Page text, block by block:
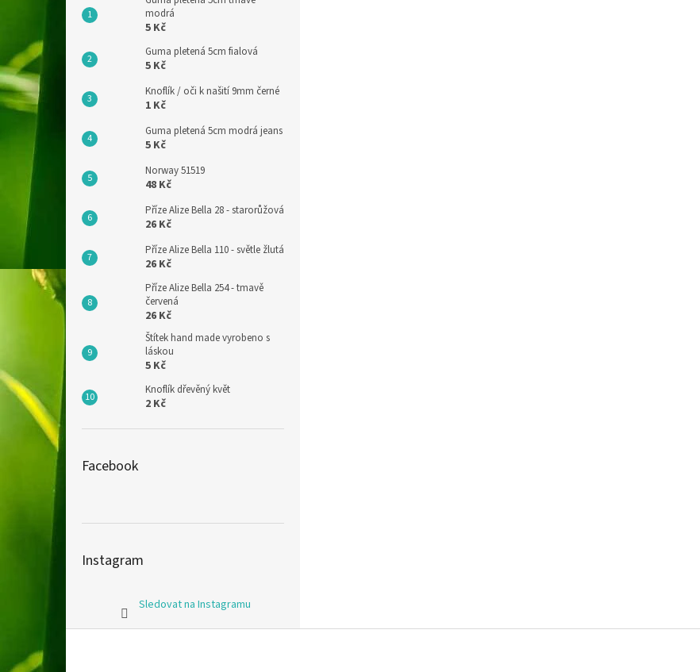
modrá
5 Kč
Guma pletená 5cm fialová
5 Kč
Knoflík / oči k našití 9mm černé
1 Kč
Guma pletená 5cm modrá jeans
5 Kč
Norway 51519
48 Kč
Příze Alize Bella 28 - starorůžová
26 Kč
Příze Alize Bella 110 - světle žlutá
26 Kč
Příze Alize Bella 254 - tmavě
červená
26 Kč
Štítek hand made vyrobeno s
láskou
5 Kč
Knoflík dřevěný květ
2 Kč
Facebook
Instagram
Sledovat na Instagramu